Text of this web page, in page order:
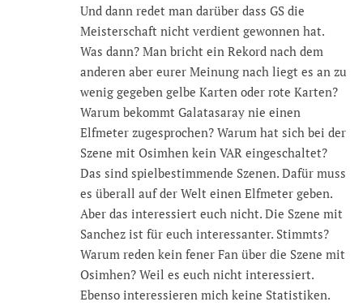
Und dann redet man darüber dass GS die
Meisterschaft nicht verdient gewonnen hat.
Was dann? Man bricht ein Rekord nach dem
anderen aber eurer Meinung nach liegt es an zu
wenig gegeben gelbe Karten oder rote Karten?
Warum bekommt Galatasaray nie einen
Elfmeter zugesprochen? Warum hat sich bei der
Szene mit Osimhen kein VAR eingeschaltet?
Das sind spielbestimmende Szenen. Dafür muss
es überall auf der Welt einen Elfmeter geben.
Aber das interessiert euch nicht. Die Szene mit
Sanchez ist für euch interessanter. Stimmts?
Warum reden kein fener Fan über die Szene mit
Osimhen? Weil es euch nicht interessiert.
Ebenso interessieren mich keine Statistiken.